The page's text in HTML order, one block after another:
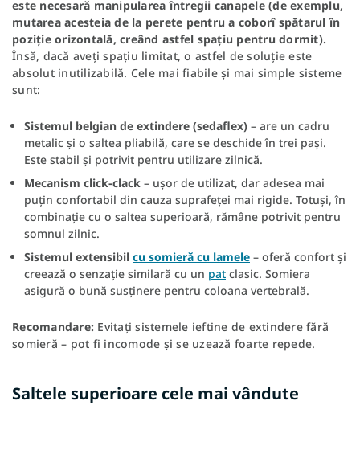
este necesară manipularea întregii canapele (de exemplu,
mutarea acesteia de la perete pentru a coborî spătarul în
poziție orizontală, creând astfel spațiu pentru dormit).
Însă, dacă aveți spațiu limitat, o astfel de soluție este
absolut inutilizabilă. Cele mai fiabile și mai simple sisteme
sunt:
Sistemul belgian de extindere (sedaflex) – are un cadru
metalic și o saltea pliabilă, care se deschide în trei pași.
Este stabil și potrivit pentru utilizare zilnică.
Mecanism click-clack – ușor de utilizat, dar adesea mai
puțin confortabil din cauza suprafeței mai rigide. Totuși, în
combinație cu o saltea superioară, rămâne potrivit pentru
somnul zilnic.
Sistemul extensibil cu somieră cu lamele – oferă confort și
creează o senzație similară cu un pat clasic. Somiera
asigură o bună susținere pentru coloana vertebrală.
Recomandare: Evitați sistemele ieftine de extindere fără
somieră – pot fi incomode și se uzează foarte repede.
Saltele superioare cele mai vândute